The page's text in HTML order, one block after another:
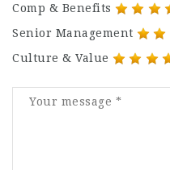
Comp & Benefits
Senior Management
Culture & Value